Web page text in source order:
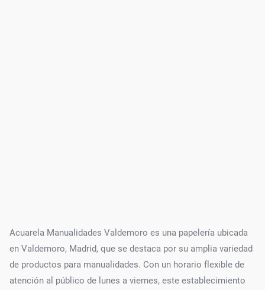
Acuarela Manualidades Valdemoro es una papelería ubicada
en Valdemoro, Madrid, que se destaca por su amplia variedad
de productos para manualidades. Con un horario flexible de
atención al público de lunes a viernes, este establecimiento